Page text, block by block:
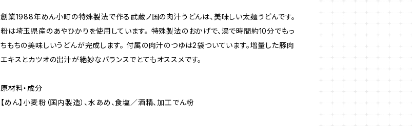
創業1988年めん小町の特殊製法で作る武蔵ノ国の肉汁うどんは、美味しい太麺うどんです。
粉は埼玉県産のあやひかりを使用しています。 特殊製法のおかげで、湯で時間約10分でもっ
ちもちの美味しいうどんが完成します。 付属の肉汁のつゆは2袋ついています。増量した豚肉
エキスとカツオの出汁が絶妙なバランスでとてもオススメです。
原材料・成分
【めん】小麦粉（国内製造）、水あめ、食塩／酒精、加工でん粉